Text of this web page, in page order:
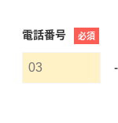
電話番号 必須